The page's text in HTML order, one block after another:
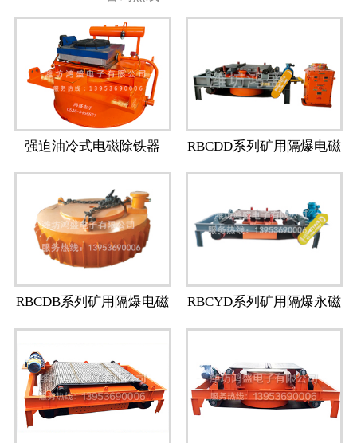
强迫油冷式电磁除铁器
RBCDD系列矿用隔爆电磁
除铁器
RBCDB系列矿用隔爆电磁
除铁器
RBCYD系列矿用隔爆永磁
除铁器